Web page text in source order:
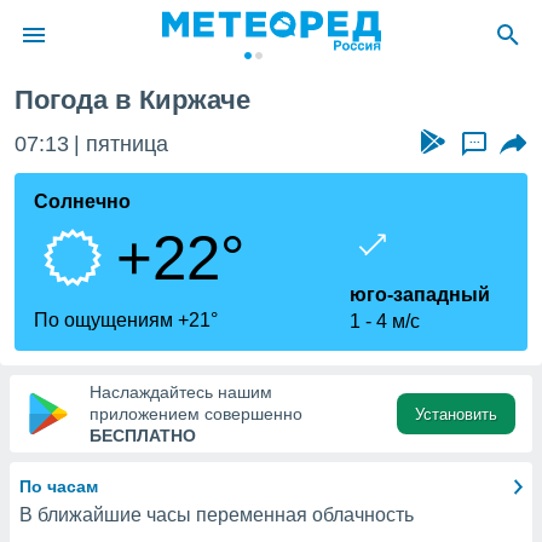
о
Вы можете
к этому
доступ
Погода в Киржаче
07:13 пятница ...
Солнечно
+22°
По ощущениям +21°
юго-западный
1
4 м/с
Наслаждайтесь нашим
приложением совершенно
БЕСПЛАТНО
Установить
По часам
В ближайшие часы переменная облачность